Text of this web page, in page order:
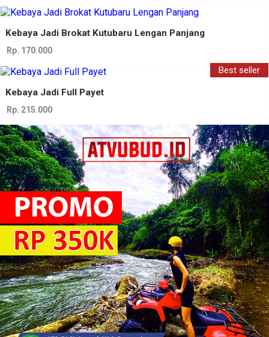
Kebaya Jadi Brokat Kutubaru Lengan Panjang
Rp. 170.000
Best seller
Kebaya Jadi Full Payet
Rp. 215.000